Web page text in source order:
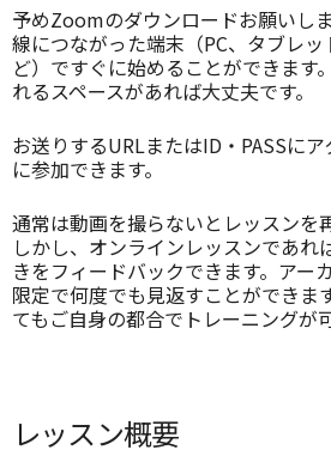
予めZoomのダウンロードお願いし
線につながった端末（PC、タブレ
ど）ですぐに始めることができます
れるスペースがあれば大丈夫です。
お送りするURLまたはID・PASSに
に参加できます。
通常は動画を撮らないとレッスンを
しかし、オンラインレッスンであれ
きをフィードバックできます。アー
限定で何度でも見返すことができま
てもご自身の都合でトレーニングが
レッスン概要